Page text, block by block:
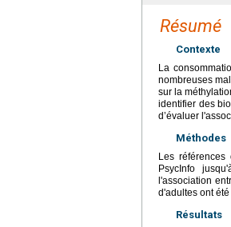
Résumé
Contexte
La
nombreuses
sur la
identifier des
d’évaluer
Méthodes
Les
PsycInfo
l'association
d'adultes ont
Résultats